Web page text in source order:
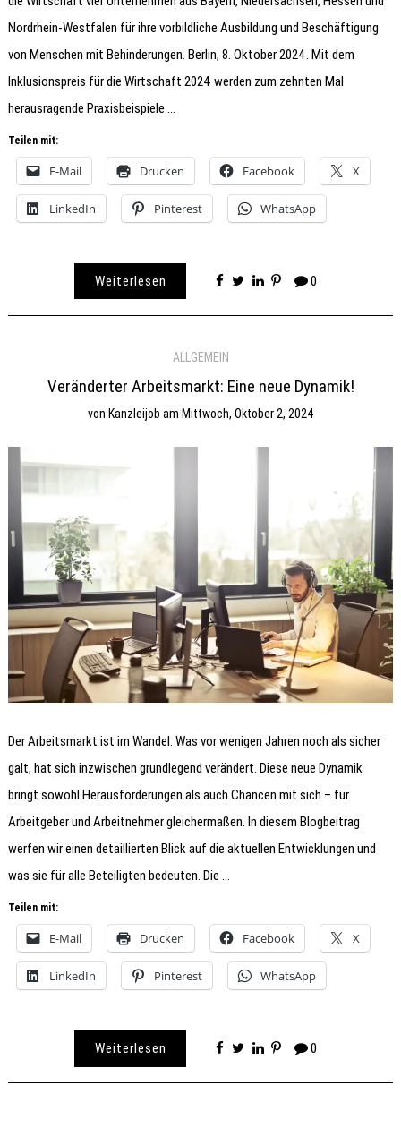
Nordrhein-Westfalen für ihre vorbildliche Ausbildung und Beschäftigung
von Menschen mit Behinderungen. Berlin, 8. Oktober 2024. Mit dem
Inklusionspreis für die Wirtschaft 2024 werden zum zehnten Mal
herausragende Praxisbeispiele …
Teilen mit:
E-Mail Drucken Facebook X
LinkedIn Pinterest WhatsApp
Weiterlesen 0
ALLGEMEIN
Veränderter Arbeitsmarkt: Eine neue Dynamik!
von Kanzleijob am Mittwoch, Oktober 2, 2024
Der Arbeitsmarkt ist im Wandel. Was vor wenigen Jahren noch als sicher
galt, hat sich inzwischen grundlegend verändert. Diese neue Dynamik
bringt sowohl Herausforderungen als auch Chancen mit sich – für
Arbeitgeber und Arbeitnehmer gleichermaßen. In diesem Blogbeitrag
werfen wir einen detaillierten Blick auf die aktuellen Entwicklungen und
was sie für alle Beteiligten bedeuten. Die …
Teilen mit:
E-Mail Drucken Facebook X
LinkedIn Pinterest WhatsApp
Weiterlesen 0